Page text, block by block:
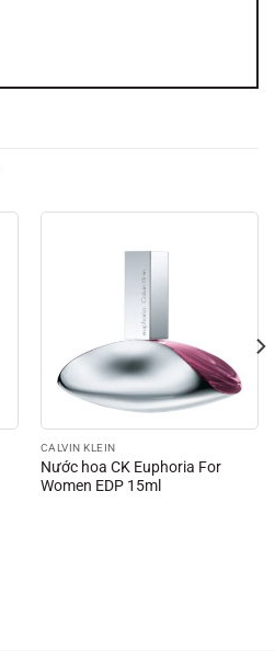
CALVIN KLEIN
Nước hoa CK Euphoria For
Women EDP 15ml